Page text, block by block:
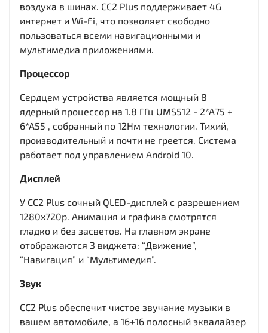
воздуха в шинах. CC2 Plus поддерживает 4G
интернет и Wi-Fi, что позволяет свободно
пользоваться всеми навигационными и
мультимедиа приложениями.
Процессор
Сердцем устройства является мощный 8
ядерный процессор на 1.8 ГГц UMS512 - 2*A75 +
6*A55 , собранный по 12Нм технологии. Тихий,
производительный и почти не греется. Система
работает под управлением Android 10.
Дисплей
У CC2 Plus сочный QLED-дисплей c разрешением
1280x720р. Анимация и графика смотрятся
гладко и без засветов. На главном экране
отображаются 3 виджета: “Движение”,
“Навигация” и “Мультимедия”.
Звук
CC2 Plus обеспечит чистое звучание музыки в
вашем автомобиле, а 16+16 полосный эквалайзер